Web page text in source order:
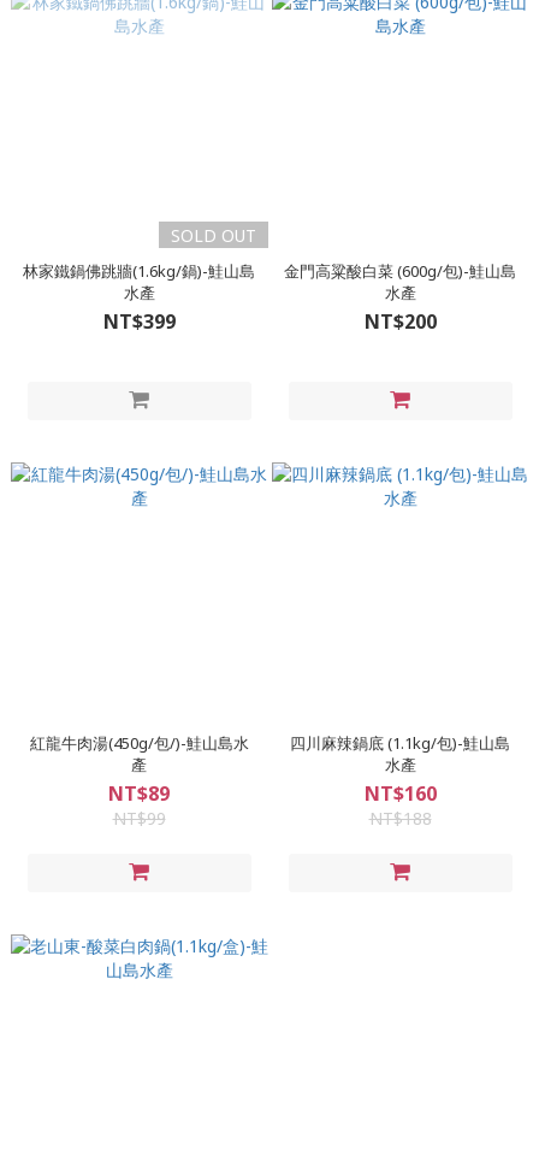
SOLD OUT
林家鐵鍋佛跳牆(1.6kg/鍋)-鮭山島
水產
NT$399
金門高粱酸白菜 (600g/包)-鮭山島
水產
NT$200
紅龍牛肉湯(450g/包/)-鮭山島水
產
NT$89
NT$99
四川麻辣鍋底 (1.1kg/包)-鮭山島
水產
NT$160
NT$188